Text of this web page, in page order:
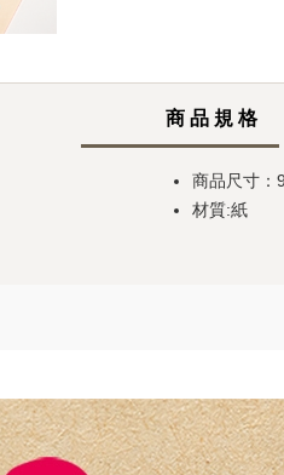
商 品 規 格
商品尺寸：
材質:紙